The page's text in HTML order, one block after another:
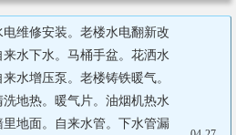
维修安装。老楼水电翻新改
水下水。马桶手盆。花洒水
水增压泵。老楼铸铁暖气。
地热。暖气片。油烟机热水
地面。自来水管。下水管漏